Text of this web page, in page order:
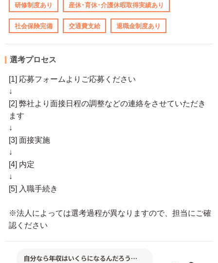
研修制度あり 産休･育休･介護休暇取得実績あり
社会保険完備 交通費支給 退職金制度あり
選考プロセス
[1] 応募フォームよりご応募ください
↓
[2] 弊社より面接日程の調整などの連絡をさせていただき
ます
↓
[3] 面接実施
↓
[4] 内定
↓
[5] 入職手続き
※法人によっては選考過程が異なりますので、担当にご確
認ください